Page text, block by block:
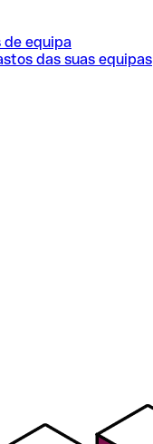
de equipa
das suas equipas